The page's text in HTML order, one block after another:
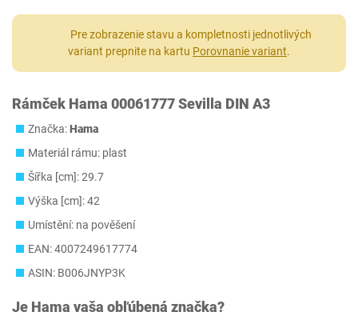
Pre zobrazenie stavu a kompletnosti jednotlivých
variant prepnite na kartu Porovnanie variant.
Rámček Hama 00061777 Sevilla DIN A3
Značka:Hama
Materiál rámu: plast
Šířka [cm]: 29.7
Výška [cm]: 42
Umístění: na pověšení
EAN: 4007249617774
ASIN: B006JNYP3K
Je Hama vaša obľúbená značka?